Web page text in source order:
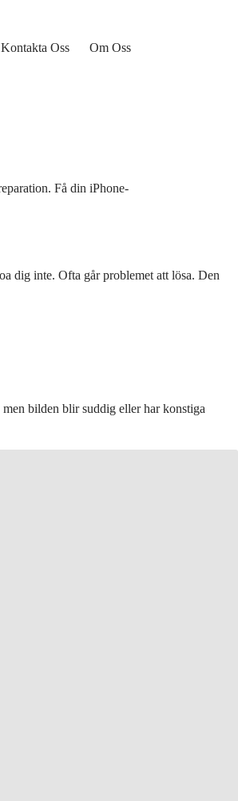
Kontakta Oss Om Oss
Få din iPhone-
dig inte. Ofta går problemet att lösa. Den
bilden blir suddig eller har konstiga